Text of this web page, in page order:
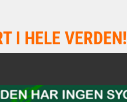
I HELE VERDEN!